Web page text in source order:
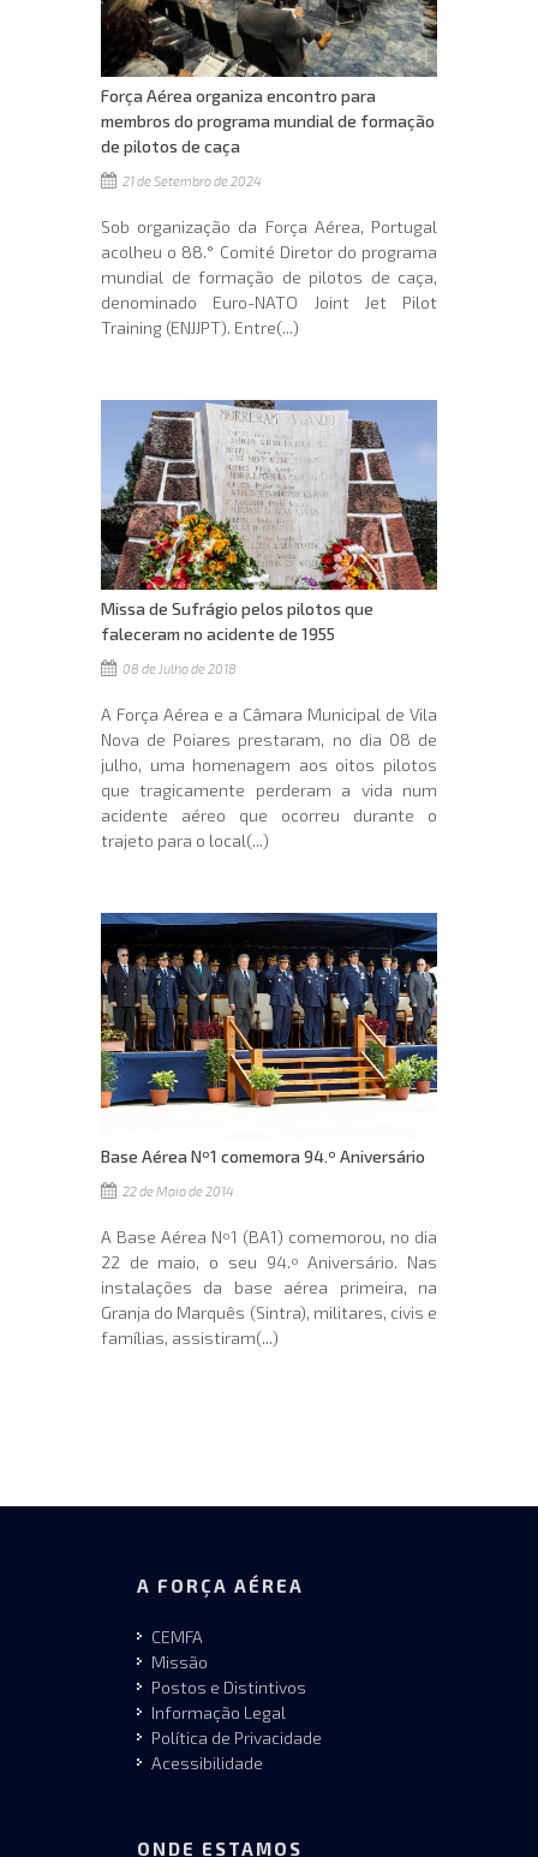
Força Aérea organiza encontro para
membros do programa mundial de formação
de pilotos de caça
21 de Setembro de 2024
Sob organização da Força Aérea, Portugal
acolheu o 88.° Comité Diretor do programa
mundial de formação de pilotos de caça,
denominado Euro-NATO Joint Jet Pilot
Training (ENJJPT). Entre(...)
Missa de Sufrágio pelos pilotos que
faleceram no acidente de 1955
08 de Julho de 2018
A Força Aérea e a Câmara Municipal de Vila
Nova de Poiares prestaram, no dia 08 de
julho, uma homenagem aos oitos pilotos
que tragicamente perderam a vida num
acidente aéreo que ocorreu durante o
trajeto para o local(...)
Base Aérea Nº1 comemora 94.º Aniversário
22 de Maio de 2014
A Base Aérea Nº1 (BA1) comemorou, no dia
22 de maio, o seu 94.º Aniversário. Nas
instalações da base aérea primeira, na
Granja do Marquês (Sintra), militares, civis e
famílias, assistiram(...)
A FORÇA AÉREA
CEMFA
Missão
Postos e Distintivos
Informação Legal
Política de Privacidade
Acessibilidade
ONDE ESTAMOS